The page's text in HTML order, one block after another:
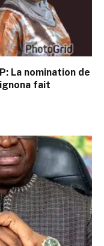
La nomination de
fait